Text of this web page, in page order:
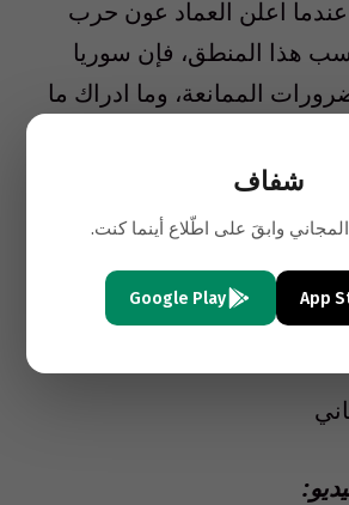
كذلك سنة ١٩٨٩ عندما اعلن العماد عون حرب
هذا المنطق، فإن سوريا
الممانعة، وما ادراك ما
خاصرتها. فلماذا لم يتفهم العماد
ولو فعل لوفّر على
من الحرب، ولبقي الجنود
شفاف
وابقَ على اطّلاع أينما كنت.
App
Google Play